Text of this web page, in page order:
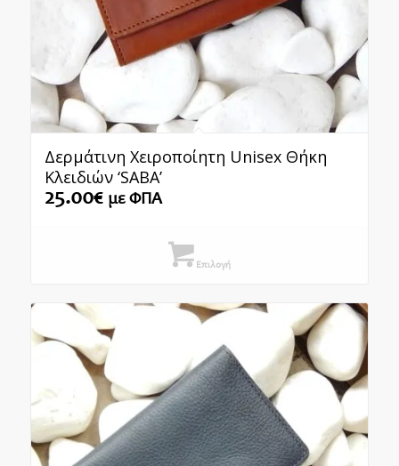
Δερμάτινη Χειροποίητη Unisex Θήκη
Κλειδιών ‘SABA’
25.00€ με ΦΠΑ
Επιλογή